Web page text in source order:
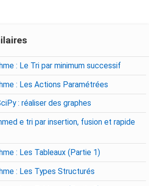
: Le Tri par minimum successif
: Les Actions Paramétrées
: réaliser des graphes
e tri par insertion, fusion et rapide
: Les Tableaux (Partie 1)
: Les Types Structurés